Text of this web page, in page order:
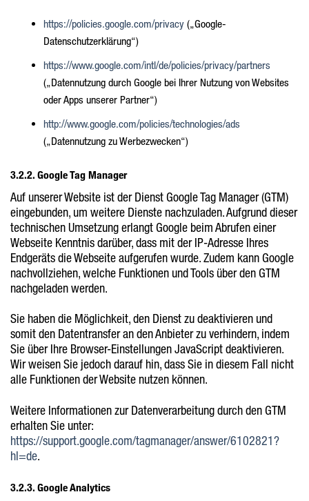
https://policies.google.com/privacy („Google-
Datenschutzerklärung“)
https://www.google.com/intl/de/policies/privacy/partners
(„Datennutzung durch Google bei Ihrer Nutzung von Websites
oder Apps unserer Partner“)
http://www.google.com/policies/technologies/ads
(„Datennutzung zu Werbezwecken“)
3.2.2. Google Tag Manager
Auf unserer Website ist der Dienst Google Tag Manager (GTM)
eingebunden, um weitere Dienste nachzuladen. Aufgrund dieser
technischen Umsetzung erlangt Google beim Abrufen einer
Webseite Kenntnis darüber, dass mit der IP-Adresse Ihres
Endgeräts die Webseite aufgerufen wurde. Zudem kann Google
nachvollziehen, welche Funktionen und Tools über den GTM
nachgeladen werden.
Sie haben die Möglichkeit, den Dienst zu deaktivieren und
somit den Datentransfer an den Anbieter zu verhindern, indem
Sie über Ihre Browser-Einstellungen JavaScript deaktivieren.
Wir weisen Sie jedoch darauf hin, dass Sie in diesem Fall nicht
alle Funktionen der Website nutzen können.
Weitere Informationen zur Datenverarbeitung durch den GTM
erhalten Sie unter:
https://support.google.com/tagmanager/answer/6102821?
hl=de.
3.2.3. Google Analytics